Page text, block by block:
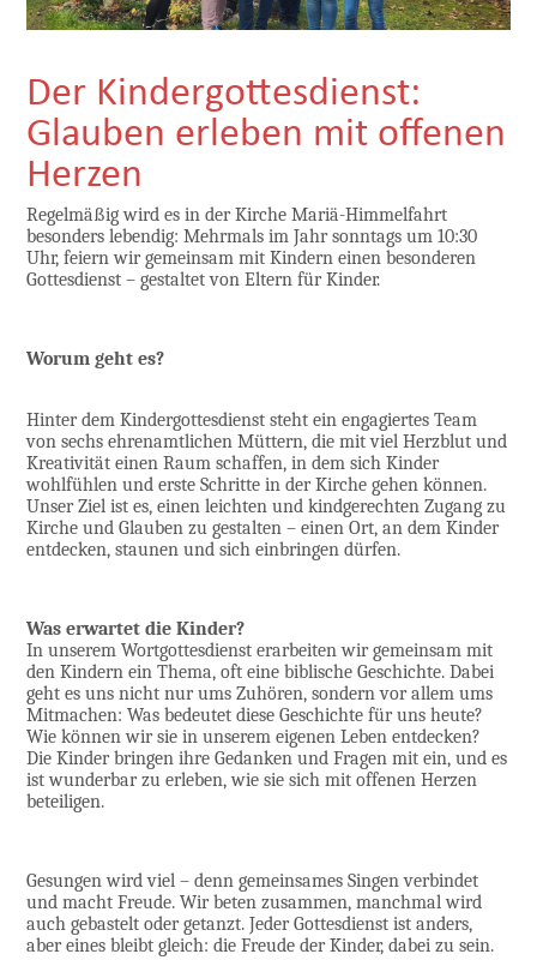
Der Kindergottesdienst:
Glauben erleben mit offenen
Herzen
Regelmäßig wird es in der Kirche Mariä-Himmelfahrt
besonders lebendig: Mehrmals im Jahr sonntags um 10:30
Uhr, feiern wir gemeinsam mit Kindern einen besonderen
Gottesdienst – gestaltet von Eltern für Kinder.
Worum geht es?
Hinter dem Kindergottesdienst steht ein engagiertes Team
von sechs ehrenamtlichen Müttern, die mit viel Herzblut und
Kreativität einen Raum schaffen, in dem sich Kinder
wohlfühlen und erste Schritte in der Kirche gehen können.
Unser Ziel ist es, einen leichten und kindgerechten Zugang zu
Kirche und Glauben zu gestalten – einen Ort, an dem Kinder
entdecken, staunen und sich einbringen dürfen.
Was erwartet die Kinder?
In unserem Wortgottesdienst erarbeiten wir gemeinsam mit
den Kindern ein Thema, oft eine biblische Geschichte. Dabei
geht es uns nicht nur ums Zuhören, sondern vor allem ums
Mitmachen: Was bedeutet diese Geschichte für uns heute?
Wie können wir sie in unserem eigenen Leben entdecken?
Die Kinder bringen ihre Gedanken und Fragen mit ein, und es
ist wunderbar zu erleben, wie sie sich mit offenen Herzen
beteiligen.
Gesungen wird viel – denn gemeinsames Singen verbindet
und macht Freude. Wir beten zusammen, manchmal wird
auch gebastelt oder getanzt. Jeder Gottesdienst ist anders,
aber eines bleibt gleich: die Freude der Kinder, dabei zu sein.